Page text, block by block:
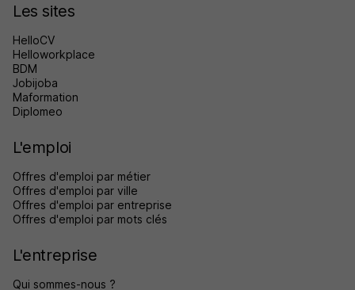
Les sites
HelloCV
Helloworkplace
BDM
Jobijoba
Maformation
Diplomeo
L'emploi
Offres d'emploi par métier
Offres d'emploi par ville
Offres d'emploi par entreprise
Offres d'emploi par mots clés
L'entreprise
Qui sommes-nous ?